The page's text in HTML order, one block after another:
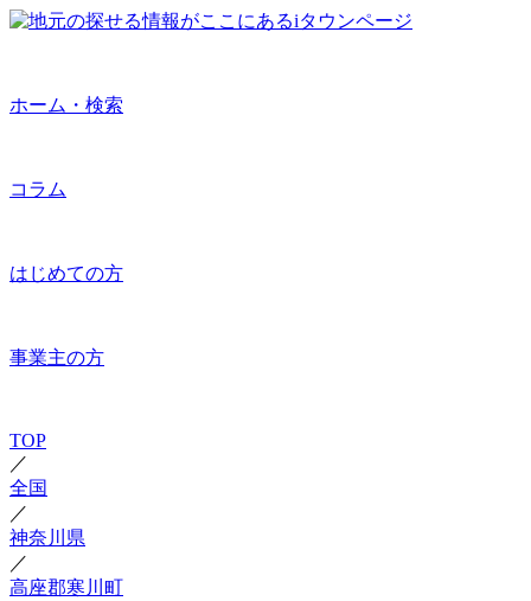
ホーム・検索
コラム
はじめての方
事業主の方
TOP
／
全国
／
神奈川県
／
高座郡寒川町